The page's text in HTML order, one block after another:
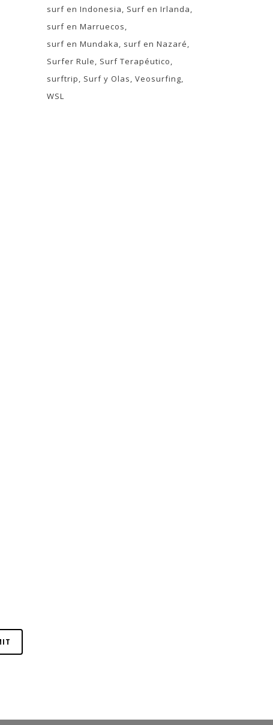
surf en Indonesia
Surf en Irlanda
surf en Marruecos
surf en Mundaka
surf en Nazaré
Surfer Rule
Surf Terapéutico
surftrip
Surf y Olas Veosurfing
WSL